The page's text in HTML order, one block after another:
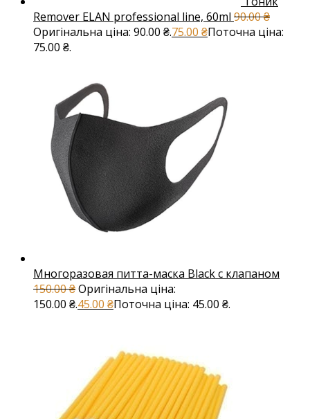
Remover ELAN professional line, 60ml 90.00₴
Оригінальна ціна: 90.00 ₴.75.00 ₴Поточна ціна:
75.00 ₴.
Многоразовая питта-маска Black с клапаном
150.00₴Оригінальна ціна:
150.00 ₴.45.00 ₴Поточна ціна: 45.00 ₴.